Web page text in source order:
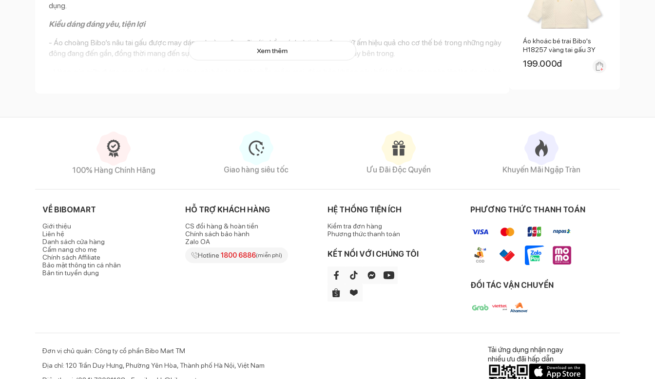
dụng.
Kiểu dáng đáng yêu, tiện lợi
- Áo choàng Bibo’s nâu tai gấu được may dáng choàng rộng rãi với phần cánh dơi xòe rộng, giữ ấm hiệu quả cho cơ thế bé trong những ngày
đông đang đến gần, đồng thời mang đến sự thoải mái, dễ chịu cho bé kể cả khi bé mặc áo len dày bên trong.
Xem thêm
Áo khoác bé trai Bibo's
H18257 vàng tai gấu 3Y
199.000đ
100% Hàng Chính Hãng Giao hàng siêu tốc Ưu Đãi Độc Quyền Khuyến Mãi Ngập Tràn
VỀ BIBOMART
Giới thiệu
Liên hệ
Danh sách cửa hàng
Cẩm nang cho mẹ
Chính sách Affiliate
Bảo mật thông tin cá nhân
Bản tin tuyển dụng
HỖ TRỢ KHÁCH HÀNG
CS đổi hàng & hoàn tiền
Chính sách bảo hành
Zalo OA
Hotline 1800 6886(miễn phí)
HỆ THỐNG TIỆN ÍCH
Kiểm tra đơn hàng
Phương thức thanh toán
KẾT NỐI VỚI CHÚNG TÔI
PHƯƠNG THỨC THANH TOÁN
ĐỐI TÁC VẬN CHUYỂN
Đơn vị chủ quản: Công ty cổ phần Bibo Mart TM
Địa chỉ: 120 Trần Duy Hưng, Phường Yên Hòa, Thành phố Hà Nội, Việt Nam
Tải ứng dụng nhận ngay
nhiều ưu đãi hấp dẫn